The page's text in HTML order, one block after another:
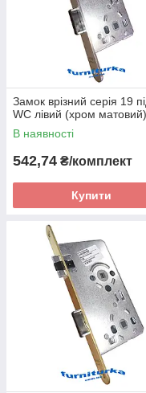
Замок врізний серія 19
WC лівий (хром матовий)
В наявності
542,74 ₴/комплект
Купити